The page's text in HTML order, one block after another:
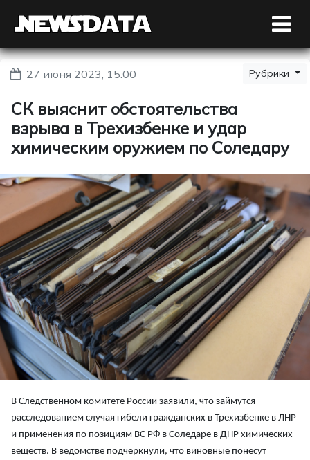
27 июня 2023, 15:00 Рубрики
СК выяснит обстоятельства
взрыва в Трехизбенке и удар
химическим оружием по Соледару
В Следственном комитете России заявили, что займутся
расследованием случая гибели гражданских в Трехизбенке в ЛНР
и применения по позициям ВС РФ в Соледаре в ДНР химических
веществ. В ведомстве подчеркнули, что виновные понесут